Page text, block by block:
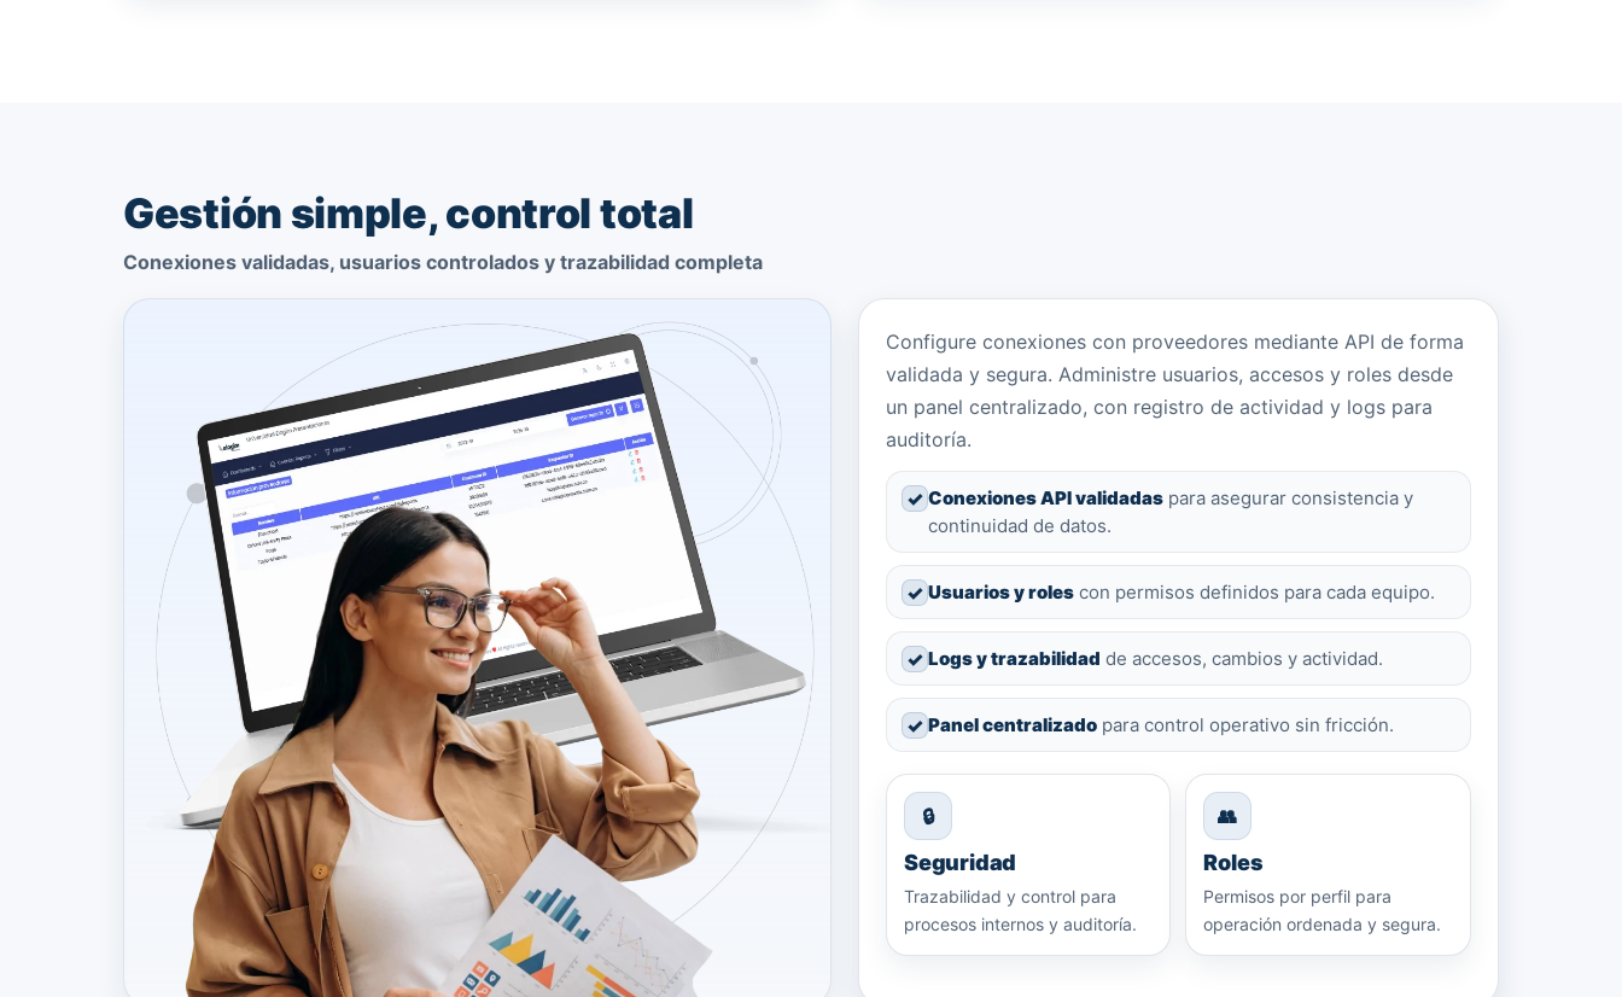
Gestión simple, control total
Conexiones validadas, usuarios controlados y trazabilidad completa
Configure conexiones con proveedores mediante API de forma
validada y segura. Administre usuarios, accesos y roles desde
un panel centralizado, con registro de actividad y logs para
auditoría.
✓ Conexiones API validadaspara asegurar consistencia y
continuidad de datos.
✓ Usuarios y rolescon permisos definidos para cada equipo.
✓ Logs y trazabilidad de accesos, cambios y actividad.
✓ Panel centralizadopara control operativo sin fricción.
🔒
Seguridad
Trazabilidad y control para
procesos internos y auditoría.
👥
Roles
Permisos por perfil para
operación ordenada y segura.